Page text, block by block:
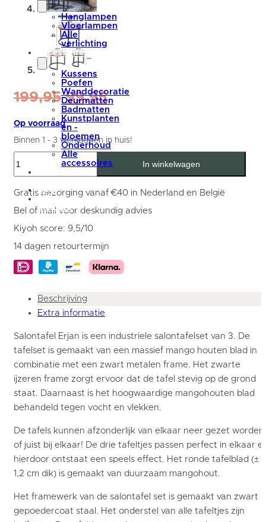
Hanglampen
Vloerlampen
Alle
verlichting
accessoires
Kussens
Poefen
Wanddecoratie
Deurmatten
Badmatten
Kunstplanten
en -
bloemen
Onderhoud
Alle
accessoires
blog
account
199,95 Oorspronkelijke
prijs
was:
199,95.
99,95Huidige
prijs
is:
99,95.
Op voorraad
Binnen 1 - 3 werkdagen in huis!
Salontafel
Set
-
Industriële
Salontafelset
-
Mangohout
aantal
In winkelwagen
Gratis bezorging vanaf €40 in Nederland en België
Bel of mail voor deskundig advies
Kiyoh score: 9,5/10
14 dagen retourtermijn
Beschrijving
Extra informatie
Salontafel Erjan is een industriele salontafelset van 3. De
tafelset is gemaakt van een massief mango houten blad in
combinatie met een zwart metalen frame. Het zwarte
ijzeren frame zorgt ervoor dat de tafel stevig op de grond
staat. Daarnaast is het hoogwaardige mangohouten blad
behandeld tegen vocht en vlekken.
De tafels kunnen afzonderlijk van elkaar neer gezet worden
of juist bij elkaar! De drie tafeltjes passen perfect in elkaar
hierdoor ontstaat een speels effect. Het ronde tafelblad (±
1,2 cm dik) is gemaakt van duurzaam mangohout.
Het framewerk van de salontafel set is gemaakt van zwart
gepoedercoat staal. Het onderstel van alle tafeltjes zijn